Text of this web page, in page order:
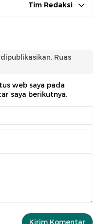
Tim Redaksi
Ruas
web saya pada
saya berikutnya.